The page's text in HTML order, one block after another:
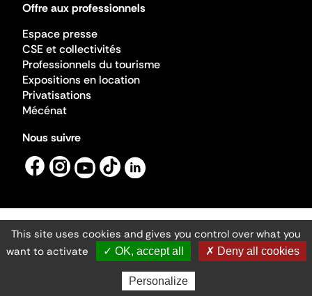
Offre aux professionnels
Espace presse
CSE et collectivités
Professionnels du tourisme
Expositions en location
Privatisations
Mécénat
Nous suivre
Mentions légales
Gestion des cookies
Accessibilité numérique
Ministère de la Culture ©2026
- Cité de l'architecture et du patrimoine
This site uses cookies and gives you control over what you
want to activate
✓ OK, accept all ✗ Deny all cookies
Personalize